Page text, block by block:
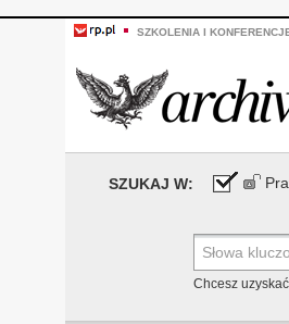
SZKOLENIA I
SZUKAJ W:
Chcesz